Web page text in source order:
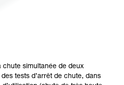
chute simultanée de deux
tests d’arrêt de chute, dans